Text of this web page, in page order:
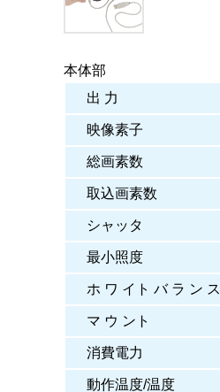
本体部
出 力
映像素子
総画素数
取込画素数
シャッタ
最小照度
ホ ワ イト バ ラ ン ス
マ ウ ント
消費電力
動作温度/温度